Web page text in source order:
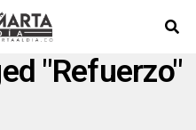
"Refuerzo"